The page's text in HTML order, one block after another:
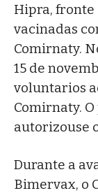
Hipra, fronte
vacinadas
Comirnaty.
15 de
voluntarios
Comirnaty.
autorizouse
Durante a
Bimervax, o